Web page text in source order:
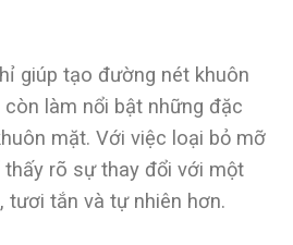
giúp tạo đường nét khuôn
làm nổi bật những đặc
mặt. Với việc loại bỏ mỡ
rõ sự thay đổi với một
tươi tắn và tự nhiên hơn.